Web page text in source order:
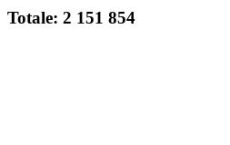
Totale: 2 151 854